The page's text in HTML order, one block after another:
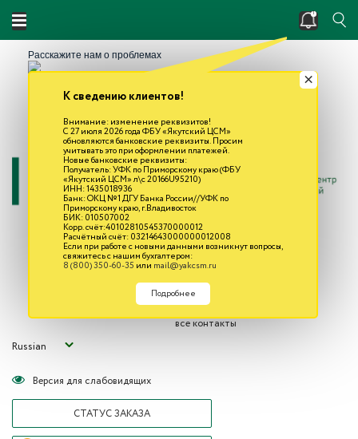
Двойные стандарты? Нарушено единство
Расскажите нам о проблемах
Написать
Решаем вместе
Республика Саха (Якутия)
г. Якутск, ул. Кирова, д. 26
8 (800) 350-60-35
mail@yakcsm.ru
все контакты
Russian
Версия для слабовидящих
СТАТУС ЗАКАЗА
×
К сведению клиентов!
Внимание: изменение реквизитов!
С 27 июля 2026 года ФБУ «Якутский ЦСМ»
обновляются банковские реквизиты. Просим
учитывать это при оформлении платежей.
Новые банковские реквизиты:
Получатель: УФК по Приморскому краю (ФБУ
«Якутский ЦСМ» л\с 20166U95210)
ИНН: 1435018936
Банк: ОКЦ №1 ДГУ Банка России//УФК по
Приморскому краю, г.Владивосток
БИК: 010507002
Корр. счёт:40102810545370000012
Расчётный счёт: 03214643000000012008
Если при работе с новыми данными возникнут вопросы,
свяжитесь с нашим бухгалтером:
8 (800) 350-60-35 или mail@yakcsm.ru
Подробнее